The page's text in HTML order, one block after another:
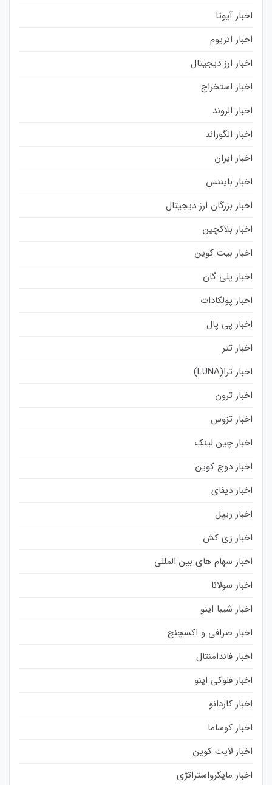
اخبار آیوتا
اخبار اتریوم
اخبار ارز دیجیتال
اخبار استخراج
اخبار الروند
اخبار الگوراند
اخبار ایران
اخبار بایننس
اخبار بزرگان ارز دیجیتال
اخبار بلاکچین
اخبار بیت کوین
اخبار پلی گان
اخبار پولکادات
اخبار پی پال
اخبار تتر
اخبار ترا(LUNA)
اخبار ترون
اخبار تزوس
اخبار چین لینک
اخبار دوج کوین
اخبار دیفای
اخبار ریپل
اخبار زی کش
اخبار سهام های بین المللی
اخبار سولانا
اخبار شیبا اینو
اخبار صرافی و اکسچنج
اخبار فاندامنتال
اخبار فلوکی اینو
اخبار کاردانو
اخبار کوساما
اخبار لایت کوین
اخبار مایکرواستراتژی